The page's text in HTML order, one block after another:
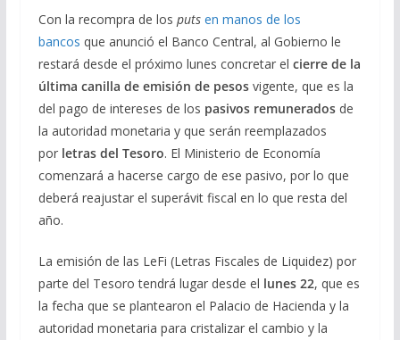
Con la recompra de los puts en manos de los
bancos que anunció el Banco Central, al Gobierno le
restará desde el próximo lunes concretar el cierre de la
última canilla de emisión de pesosvigente, que es la
del pago de intereses de los pasivos remuneradosde
la autoridad monetaria y que serán reemplazados
por letras del Tesoro. El Ministerio de Economía
comenzará a hacerse cargo de ese pasivo, por lo que
deberá reajustar el superávit fiscal en lo que resta del
año.
La emisión de las LeFi (Letras Fiscales de Liquidez) por
parte del Tesoro tendrá lugar desde el lunes 22, que es
la fecha que se plantearon el Palacio de Hacienda y la
autoridad monetaria para cristalizar el cambio y la